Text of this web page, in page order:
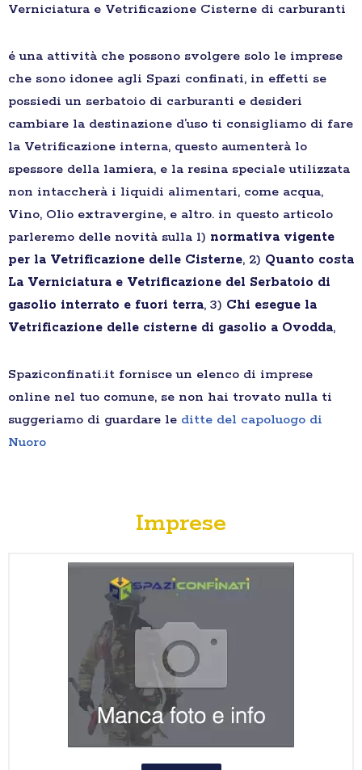
Verniciatura e Vetrificazione Cisterne di carburanti
é una attività che possono svolgere solo le imprese
che sono idonee agli Spazi confinati, in effetti se
possiedi un serbatoio di carburanti e desideri
cambiare la destinazione d’uso ti consigliamo di fare
la Vetrificazione interna, questo aumenterà lo
spessore della lamiera, e la resina speciale utilizzata
non intaccherà i liquidi alimentari, come acqua,
Vino, Olio extravergine, e altro. in questo articolo
parleremo delle novità sulla 1) normativa vigente
per la Vetrificazione delle Cisterne, 2) Quanto costa
La Verniciatura e Vetrificazione del Serbatoio di
gasolio interrato e fuori terra, 3) Chi esegue la
Vetrificazione delle cisterne di gasolio a Ovodda,
Spaziconfinati.it fornisce un elenco di imprese
online nel tuo comune, se non hai trovato nulla ti
suggeriamo di guardare le ditte del capoluogo di
Nuoro
Imprese